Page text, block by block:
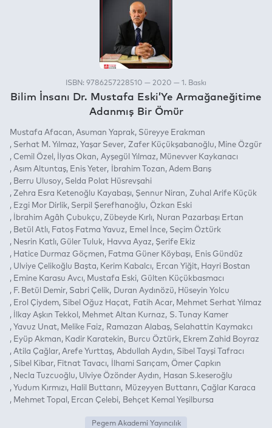
ISBN: 9786257228510 — 2020 — 1. Baskı
Bilim İnsanı Dr. Mustafa Eski’Ye Armağaneğitime
Adanmış Bir Ömür
Mustafa Afacan Asuman Yaprak Süreyye Erakman
Serhat M. Yılmaz
Yaşar Sever Zafer Küçükşabanoğlu
Mine Özgür
Cemil Özel
İlyas Okan Ayşegül Yılmaz
Münevver Kaykanacı
Asım Altuntaş
Enis Yeter İbrahim Tozan Adem Barış
Berru Ulusoy Selda Polat Hüsrevşahi
Zehra Esra Ketenoğlu Kayabaşı
Şennur Niran
Zuhal Arife Küçük
Ezgi Mor Dirlik Serpil Şerefhanoğlu
Özkan Eski
İbrahim Agâh Çubukçu Zübeyde Kırlı
Nuran Pazarbaşı Ertan
Betül Atlı
Fatoş Fatma Yavuz Emel İnce Seçim Öztürk
Nesrin Katlı
Güler Tuluk Havva Ayaz
Şerife Ekiz
Hatice Durmaz Göçmen
Fatma Güner Köybaşı
Enis Gündüz
Ulviye Çelikoğlu Başta
Kerim Kabalcı Ercan Yiğit
Hayri Bostan
Emine Karasu Avcı
Mustafa Eski
Gülten Küçükbasmacı
F. Betül Demir Sabri Çelik Duran Aydınözü
Hüseyin Yolcu
Erol Çiydem Sibel Oğuz Haçat Fatih Acar
Mehmet Serhat Yılmaz
İlkay Aşkın Tekkol
Mehmet Altan Kurnaz
S. Tunay Kamer
Yavuz Unat
Melike Faiz Ramazan Alabaş Selahattin Kaymakcı
Eyüp Akman
Kadir Karatekin Burcu Öztürk
Ekrem Zahid Boyraz
Atila Çağlar Arefe Yurttaş Abdullah Aydın
Sibel Tayşi Tafracı
Sibel Kibar
Fitnat Tavacı İlhami Sarıçam Ömer Çapkın
Necla Tuzcuoğlu
Ulviye Özönder Aydın
Hasan S.keseroğlu
Yudum Kırmızı
Halil Buttanrı Müzeyyen Buttanrı
Çağlar Karaca
Mehmet Topal
Ercan Çelebi Behçet Kemal Yeşilbursa
Pegem Akademi Yayıncılık